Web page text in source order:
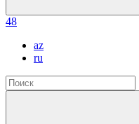
48
az
ru